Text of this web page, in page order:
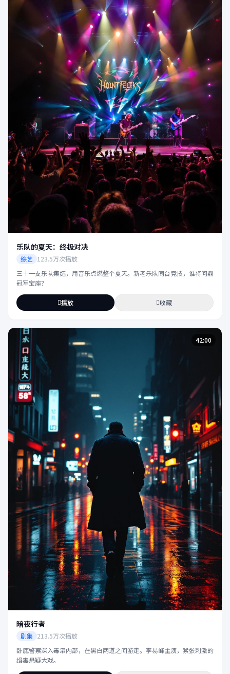
乐队的夏天：终极对决
综艺 123.5万次播放
三十一支乐队集结，用音乐点燃整个夏天。新老乐队同台竞技，谁将问鼎
冠军宝座？
播放 收藏
42:00
暗夜行者
剧集 213.5万次播放
卧底警察深入毒枭内部，在黑白两道之间游走。李易峰主演，紧张刺激的
缉毒悬疑大戏。